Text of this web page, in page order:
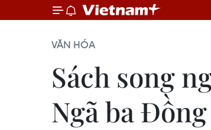
VĂN HÓA
Sách song
Ngã ba